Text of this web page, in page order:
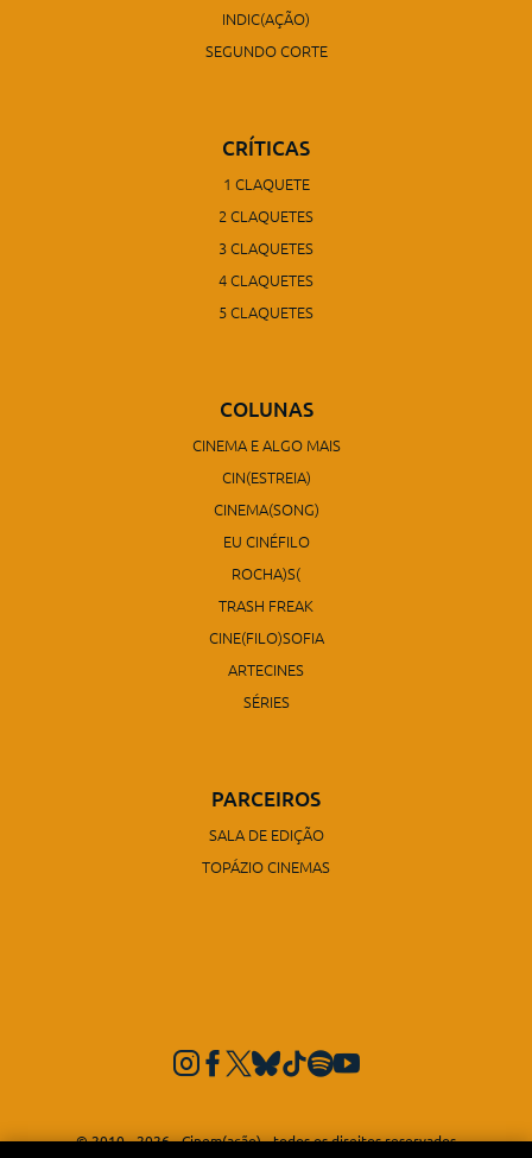
INDIC(AÇÃO)
SEGUNDO CORTE
CRÍTICAS
1 CLAQUETE
2 CLAQUETES
3 CLAQUETES
4 CLAQUETES
5 CLAQUETES
COLUNAS
CINEMA E ALGO MAIS
CIN(ESTREIA)
CINEMA(SONG)
EU CINÉFILO
ROCHA)S(
TRASH FREAK
CINE(FILO)SOFIA
ARTECINES
SÉRIES
PARCEIROS
SALA DE EDIÇÃO
TOPÁZIO CINEMAS
© 2010 - 2026 - Cinem(ação) - todos os direitos reservados